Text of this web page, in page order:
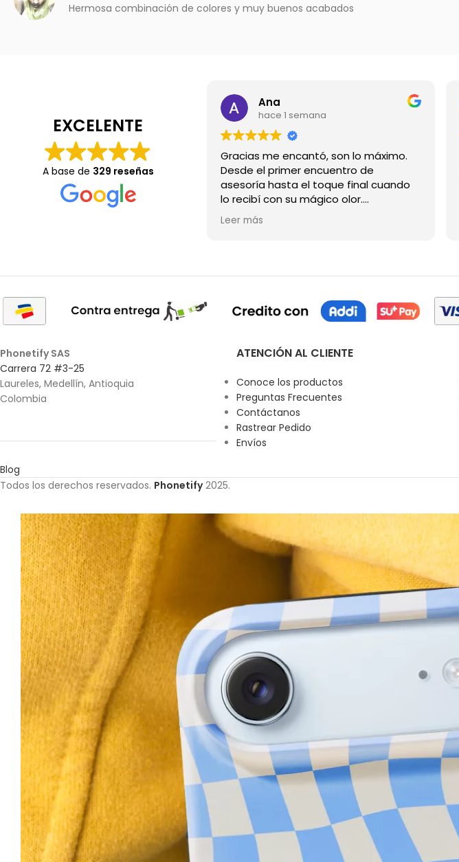
Hermosa combinación de colores y muy buenos acabados
EXCELENTE
A base de 329 reseñas
Ana
hace 1 semana
Gracias me encantó, son lo máximo.
Desde el primer encuentro de
asesoría hasta el toque final cuando
lo recibí con su mágico olor.
Wow.💖
Leer más
Phonetify SAS
Carrera 72 #3-25
Laureles, Medellín, Antioquia
Colombia
Blog
ATENCIÓN AL CLIENTE
Conoce los productos
Preguntas Frecuentes
Contáctanos
Rastrear Pedido
Envíos
Todos los derechos reservados. Phonetify2025.